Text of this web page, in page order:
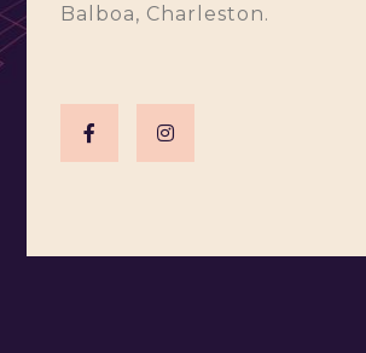
Balboa, Charleston.